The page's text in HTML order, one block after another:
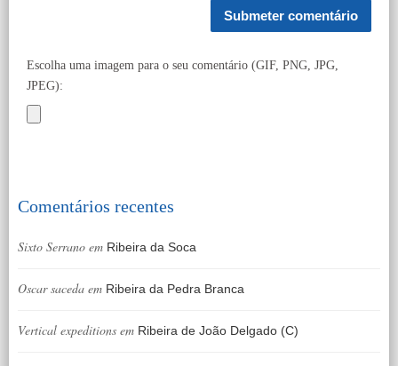
Escolha uma imagem para o seu comentário (GIF, PNG, JPG,
JPEG):
Comentários recentes
Sixto Serrano em Ribeira da Soca
Oscar saceda em Ribeira da Pedra Branca
Vertical expeditions em Ribeira de João Delgado (C)